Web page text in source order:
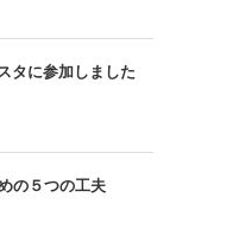
タに参加しました
の５つの工夫